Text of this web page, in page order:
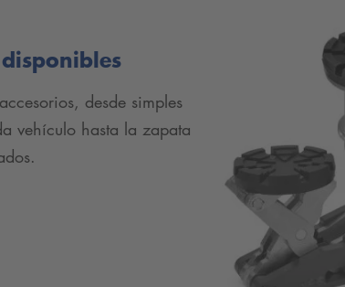
desde simples
vehículo hasta la zapata